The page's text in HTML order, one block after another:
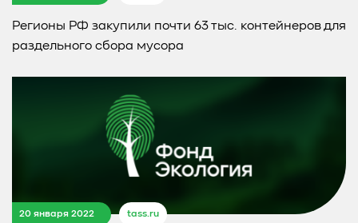
Регионы РФ закупили почти 63 тыс. контейнеров для
раздельного сбора мусора
20 января 2022 tass.ru